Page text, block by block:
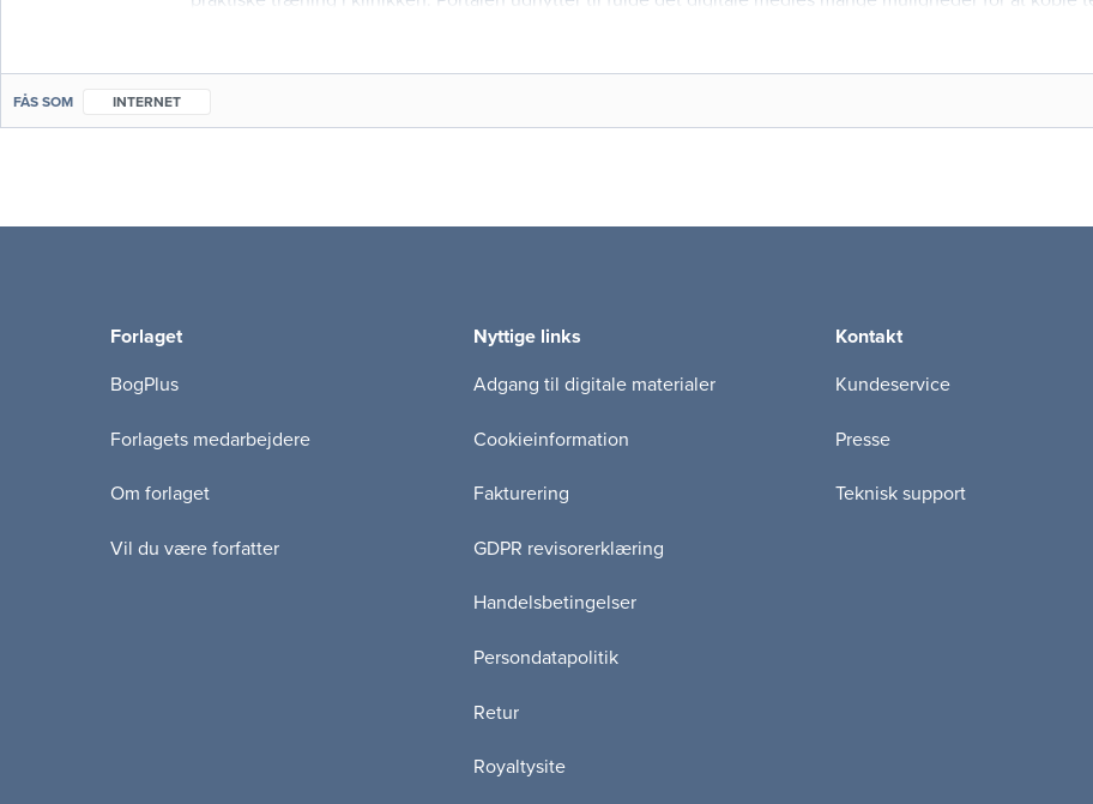
FÅS SOM INTERNET
Forlaget
BogPlus
Forlagets medarbejdere
Om forlaget
Vil du være forfatter
Nyttige links
Adgang til digitale materialer
Cookieinformation
Fakturering
GDPR revisorerklæring
Handelsbetingelser
Persondatapolitik
Retur
Royaltysite
Kontakt
Kundeservice
Presse
Teknisk support